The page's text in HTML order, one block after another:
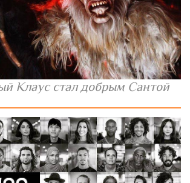
Клаус стал добрым Сантой